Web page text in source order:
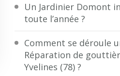
Un Jardinier Domont
toute l’année ?
Comment se déroule
Réparation de
Yvelines (78) ?